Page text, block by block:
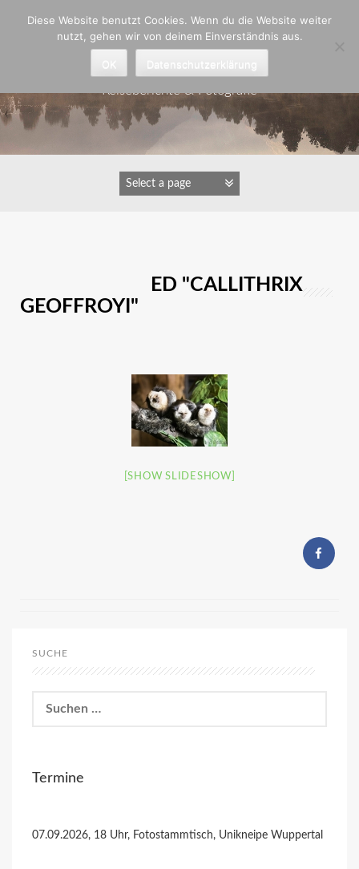
Astrid Padberg
Reiseberichte & Fotografie
IMAGES TAGGED "CALLITHRIX
GEOFFROYI"
[SHOW SLIDESHOW]
SUCHE
nach:
Termine
07.09.2026, 18 Uhr, Fotostammtisch, Unikneipe Wuppertal
Diese Website benutzt Cookies. Wenn du die Website weiter
nutzt, gehen wir von deinem Einverständnis aus.